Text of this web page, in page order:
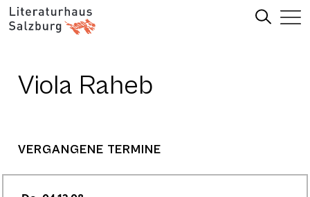
Viola Raheb
VERGANGENE TERMINE